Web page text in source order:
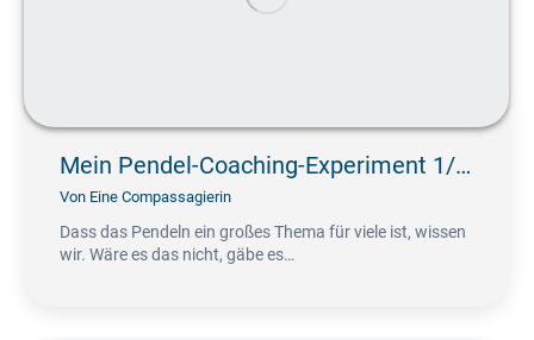
Mein Pendel-Coaching-Experiment 1/…
Von Eine Compassagierin
Dass das Pendeln ein großes Thema für viele ist, wissen
wir. Wäre es das nicht, gäbe es…